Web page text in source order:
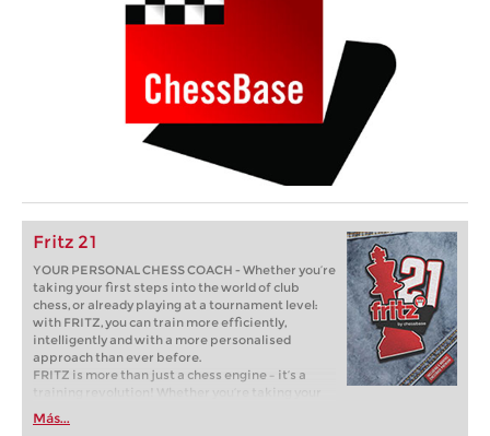
Fritz 21
YOUR PERSONAL CHESS COACH - Whether you’re
taking your first steps into the world of club
chess, or already playing at a tournament level:
with FRITZ, you can train more efficiently,
intelligently and with a more personalised
approach than ever before.
FRITZ is more than just a chess engine – it’s a
training revolution! Whether you’re taking your
first steps into the world of club chess, or already
playing at a tournament level: with FRITZ, you can
Más...